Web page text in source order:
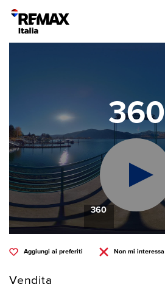
360
360
Aggiungi ai preferiti Non mi interessa
Vendita